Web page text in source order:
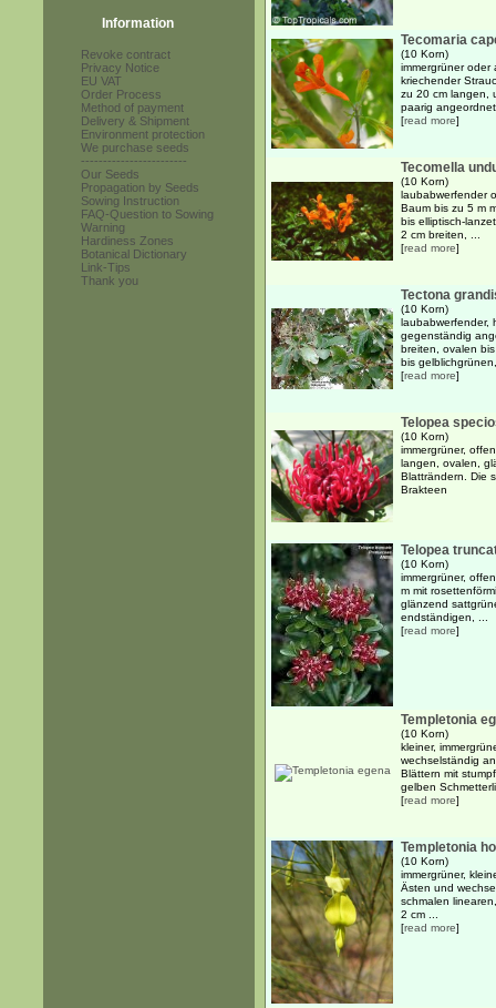
Information
Revoke contract
Privacy Notice
EU VAT
Order Process
Method of payment
Delivery & Shipment
Environment protection
We purchase seeds
------------------------
Our Seeds
Propagation by Seeds
Sowing Instruction
FAQ-Question to Sowing
Warning
Hardiness Zones
Botanical Dictionary
Link-Tips
Thank you
Tecomaria
(10 Korn)
immergrüner oder
kriechender
zu 20 cm langen,
paarig
[read more]
Tecomella
(10 Korn)
laubabwerfender
Baum bis zu 5 m
bis elliptisch-
2 cm breiten, ...
[read more]
Tectona
(10 Korn)
laubabwerfender,
gegenständig
breiten, ovalen
bis
[read more]
Telopea
(10 Korn)
immergrüner,
langen, ovalen,
Blatträndern. Die
Brakteen
Telopea
(10 Korn)
immergrüner,
m mit
glänzend
endständigen, ...
[read more]
Templetonia
(10 Korn)
kleiner,
wechselständig
Blättern mit
gelben
[read more]
Templetonia
(10 Korn)
immergrüner,
Ästen und
schmalen
2 cm ...
[read more]